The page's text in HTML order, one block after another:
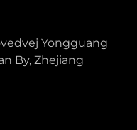
Yongguang
By, Zhejiang